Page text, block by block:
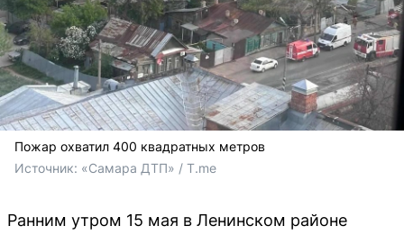
Пожар охватил 400 квадратных метров
Источник: «Самара ДТП» / T.me
Ранним утром 15 мая в Ленинском районе